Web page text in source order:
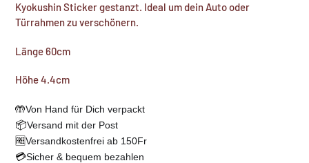
Kyokushin Sticker gestanzt. Ideal um dein Auto oder
Türrahmen zu verschönern.
Länge 60cm
Höhe 4.4cm
🤲Von Hand für Dich verpackt
📦Versand mit der Post
🆓Versandkostenfrei ab 150Fr
💳Sicher & bequem bezahlen